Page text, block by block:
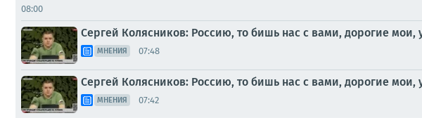
08:00
Сергей Колясников: Россию, то бишь нас с вами, дорогие
МНЕНИЯ 07:48
Сергей Колясников: Россию, то бишь нас с вами, дорогие
МНЕНИЯ 07:42